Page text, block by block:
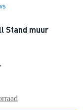
Stand muur